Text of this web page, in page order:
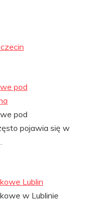
pod
pod
pojawia się w
Lublin
w Lublinie